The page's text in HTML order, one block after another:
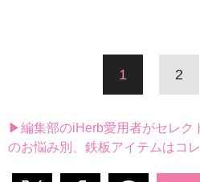
1 2
▶編集部のiHerb愛用者がセレク
のお悩み別、鉄板アイテムはコレ